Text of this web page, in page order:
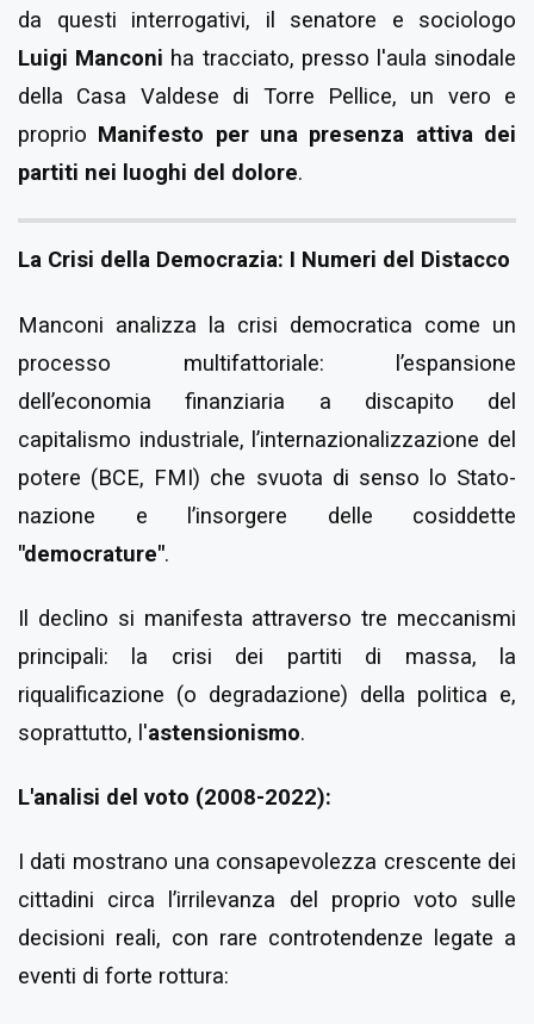
da questi interrogativi, il senatore e sociologo
Luigi Manconi ha tracciato, presso l'aula sinodale
della Casa Valdese di Torre Pellice, un vero e
proprio Manifesto per una presenza attiva dei
partiti nei luoghi del dolore.
La Crisi della Democrazia: I Numeri del Distacco
Manconi analizza la crisi democratica come un
processo multifattoriale: l’espansione
dell’economia finanziaria a discapito del
capitalismo industriale, l’internazionalizzazione del
potere (BCE, FMI) che svuota di senso lo Stato-
nazione e l’insorgere delle cosiddette
"democrature".
Il declino si manifesta attraverso tre meccanismi
principali: la crisi dei partiti di massa, la
riqualificazione (o degradazione) della politica e,
soprattutto, l'astensionismo.
L'analisi del voto (2008-2022):
I dati mostrano una consapevolezza crescente dei
cittadini circa l’irrilevanza del proprio voto sulle
decisioni reali, con rare controtendenze legate a
eventi di forte rottura: